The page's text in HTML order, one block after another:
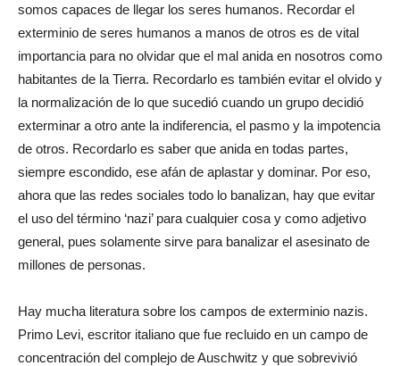
somos capaces de llegar los seres humanos. Recordar el
exterminio de seres humanos a manos de otros es de vital
importancia para no olvidar que el mal anida en nosotros como
habitantes de la Tierra. Recordarlo es también evitar el olvido y
la normalización de lo que sucedió cuando un grupo decidió
exterminar a otro ante la indiferencia, el pasmo y la impotencia
de otros. Recordarlo es saber que anida en todas partes,
siempre escondido, ese afán de aplastar y dominar. Por eso,
ahora que las redes sociales todo lo banalizan, hay que evitar
el uso del término ‘nazi’ para cualquier cosa y como adjetivo
general, pues solamente sirve para banalizar el asesinato de
millones de personas.
Hay mucha literatura sobre los campos de exterminio nazis.
Primo Levi, escritor italiano que fue recluido en un campo de
concentración del complejo de Auschwitz y que sobrevivió